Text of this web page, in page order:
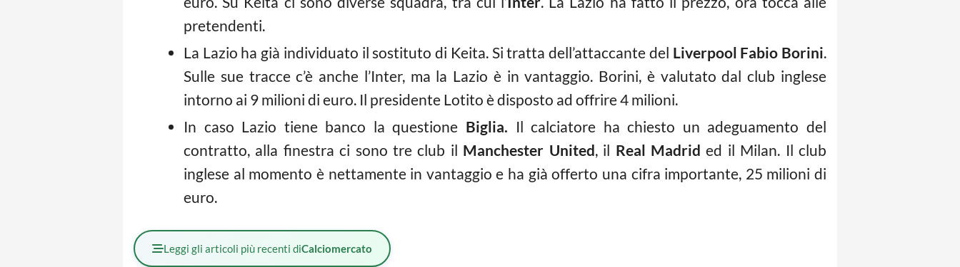
pretendenti.
La Lazio ha già individuato il sostituto di Keita. Si tratta dell’attaccante del Liverpool Fabio Borini.
Sulle sue tracce c’è anche l’Inter, ma la Lazio è in vantaggio. Borini, è valutato dal club inglese
intorno ai 9 milioni di euro. Il presidente Lotito è disposto ad offrire 4 milioni.
In caso Lazio tiene banco la questione Biglia. Il calciatore ha chiesto un adeguamento del
contratto, alla finestra ci sono tre club il Manchester United, il Real Madrid ed il Milan. Il club
inglese al momento è nettamente in vantaggio e ha già offerto una cifra importante, 25 milioni di
euro.
Leggi gli articoli più recenti diCalciomercato